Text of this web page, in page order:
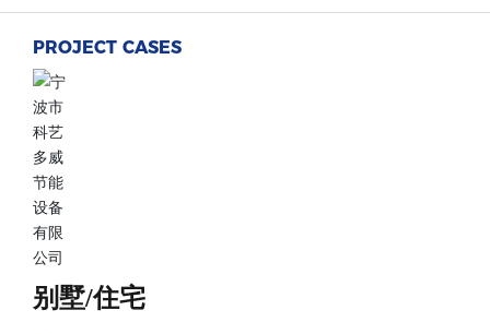
工程案例
新闻资讯
服务支持
联系我们
ENGLISH
PROJECT CASES
别墅/住宅